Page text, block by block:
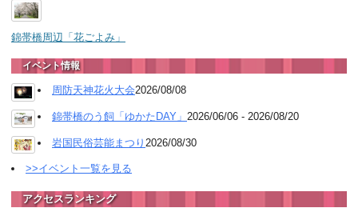
錦帯橋周辺「花ごよみ」
イベント情報
周防天神花火大会2026/08/08
錦帯橋のう飼「ゆかたDAY」 2026/06/06 - 2026/08/20
岩国民俗芸能まつり 2026/08/30
>>イベント一覧を見る
アクセスランキング